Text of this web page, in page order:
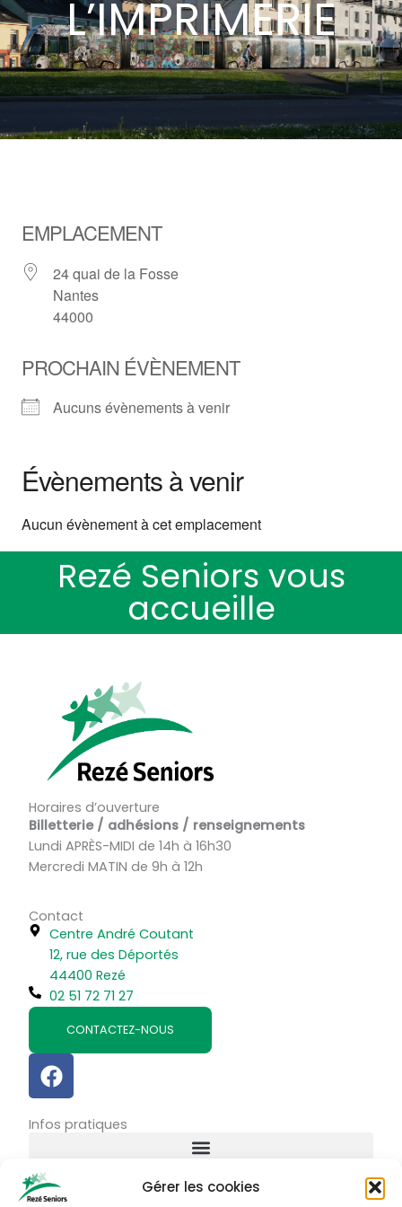
Gérer les cookies
L’IMPRIMERIE
EMPLACEMENT
24 quai de la Fosse
Nantes
44000
PROCHAIN ÉVÈNEMENT
Aucuns évènements à venir
Évènements à venir
Aucun évènement à cet emplacement
Rezé Seniors vous
accueille
Horaires d’ouverture
Billetterie / adhésions / renseignements
Lundi APRÈS-MIDI de 14h à 16h30
Mercredi MATIN de 9h à 12h
Contact
Centre André Coutant
12, rue des Déportés
44400 Rezé
02 51 72 71 27
CONTACTEZ-NOUS
F
a
c
e
o
o
Infos pratiques
Connexion